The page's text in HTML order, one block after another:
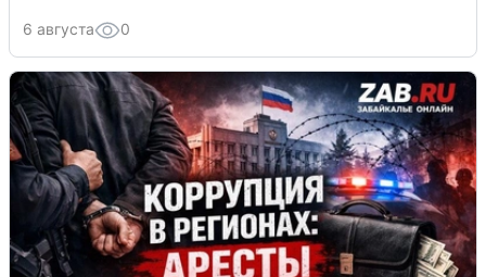
6 августа 0